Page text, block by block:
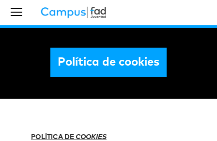
Política de cookies
POLÍTICA DE COOKIES